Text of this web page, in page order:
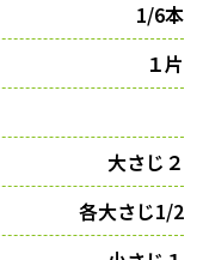
1/6本
１片
大さじ２
各大さじ1/2